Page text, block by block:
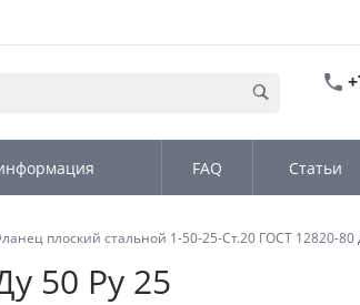
FAQ Статьи
плоский стальной 1-50-25-Ст.20 ГОСТ 12820-80
50 Ру 25